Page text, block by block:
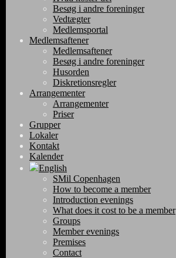
Besøg i andre foreninger
Vedtægter
Medlemsportal
Medlemsaftener
Medlemsaftener
Besøg i andre foreninger
Husorden
Diskretionsregler
Arrangementer
Arrangementer
Priser
Grupper
Lokaler
Kontakt
Kalender
English
SMil Copenhagen
How to become a member
Introduction evenings
What does it cost to be a member
Groups
Member evenings
Premises
Contact